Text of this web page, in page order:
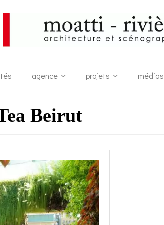
agence projets médias
Beirut